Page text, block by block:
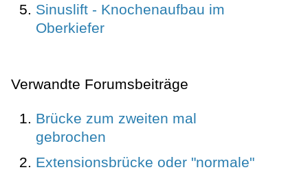
Sinuslift - Knochenaufbau im
Oberkiefer
Verwandte Forumsbeiträge
Brücke zum zweiten mal
gebrochen
Extensionsbrücke oder "normale"